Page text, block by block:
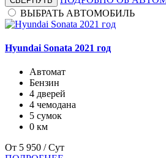
ВЫБРАТЬ АВТОМОБИЛЬ
Hyundai Sonata 2021 год
Автомат
Бензин
4 дверей
4 чемодана
5 сумок
0 км
От 5 950 / Сут